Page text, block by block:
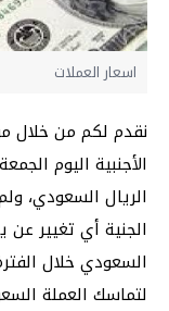
اسعار العملات
نقدم لكم من خلال
الأجنبية اليوم
الريال السعودي،
الجنية أي تغيير
السعودي خلال
لتماسك العملة